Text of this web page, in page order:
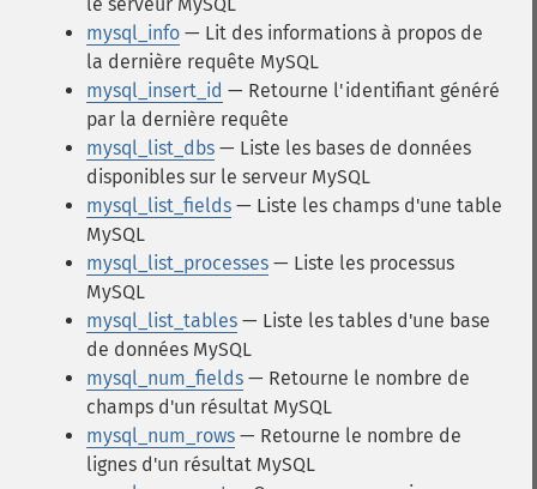
mysql_info — Lit des informations à propos de
la dernière requête MySQL
mysql_insert_id — Retourne l'identifiant généré
par la dernière requête
mysql_list_dbs — Liste les bases de données
disponibles sur le serveur MySQL
mysql_list_fields — Liste les champs d'une table
MySQL
mysql_list_processes — Liste les processus
MySQL
mysql_list_tables — Liste les tables d'une base
de données MySQL
mysql_num_fields — Retourne le nombre de
champs d'un résultat MySQL
mysql_num_rows — Retourne le nombre de
lignes d'un résultat MySQL